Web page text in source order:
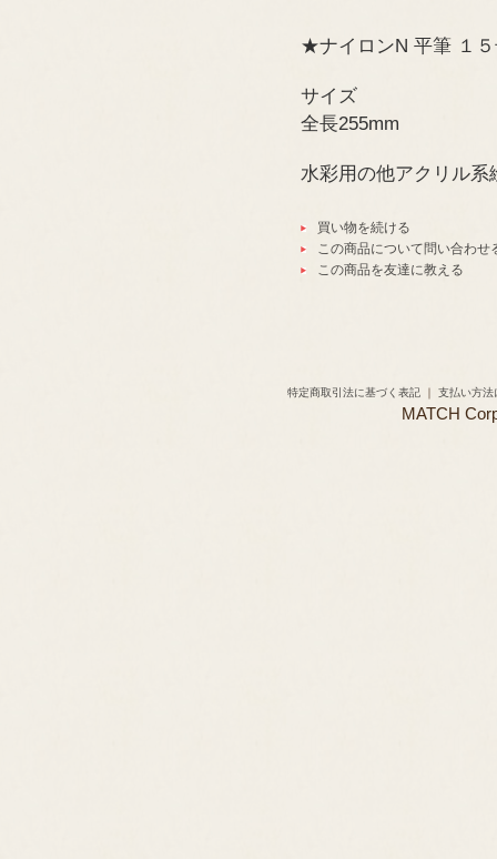
★ナイロンN 平筆 １
サイズ
全長255mm
水彩用の他アクリル
買い物を続ける
この商品について問い合わせ
この商品を友達に教える
特定商取引法に基づく表記｜ 支払い方法
MATCH